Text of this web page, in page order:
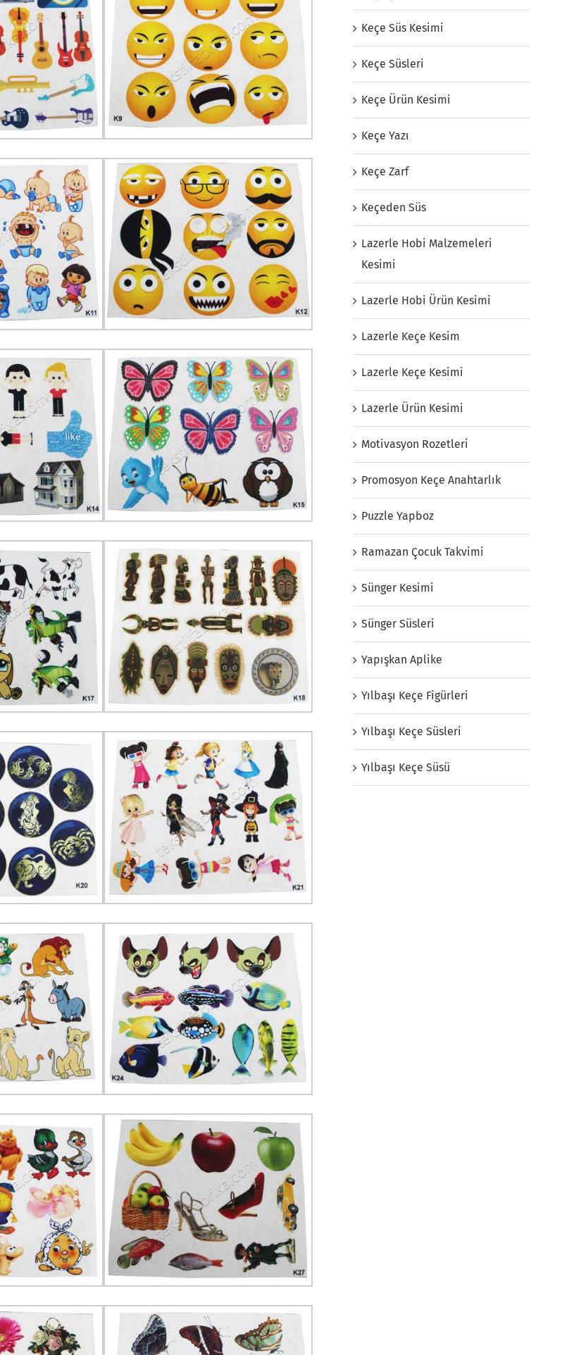
Keçe Süs Kesimi
Keçe Süsleri
Keçe Ürün Kesimi
Keçe Yazı
Keçe Zarf
Keçeden Süs
Lazerle Hobi Malzemeleri
Kesimi
Lazerle Hobi Ürün Kesimi
Lazerle Keçe Kesim
Lazerle Keçe Kesimi
Lazerle Ürün Kesimi
Motivasyon Rozetleri
Promosyon Keçe Anahtarlık
Puzzle Yapboz
Ramazan Çocuk Takvimi
Sünger Kesimi
Sünger Süsleri
Yapışkan Aplike
Yılbaşı Keçe Figürleri
Yılbaşı Keçe Süsleri
Yılbaşı Keçe Süsü